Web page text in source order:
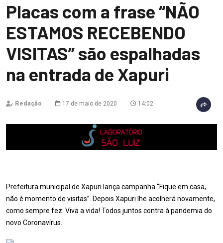
Placas com a frase “NÃO
ESTAMOS RECEBENDO
VISITAS” são espalhadas
na entrada de Xapuri
Redação 17 de maio de 2020 14:02
Prefeitura municipal de Xapuri lança campanha “Fique em casa,
não é momento de visitas”. Depois Xapuri lhe acolherá novamente,
como sempre fez. Viva a vida! Todos juntos contra à pandemia do
novo Coronavírus.